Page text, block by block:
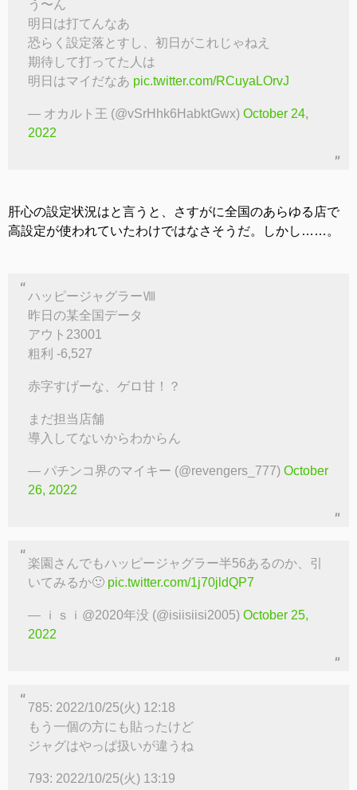
う〜ん
明日は打てんなあ
恐らく設定落とすし、初日がこれじゃねえ
期待して打ってた人は
明日はマイだなあ pic.twitter.com/RCuyaLOrvJ
— オカルト王 (@vSrHhk6HabktGwx) October 24,
2022
肝心の設定状況はと言うと、さすがに全国のあらゆる店で
高設定が使われていたわけではなさそうだ。しかし……。
ハッピージャグラーⅧ
昨日の某全国データ
アウト23001
粗利 -6,527
赤字すげーな、ゲロ甘！？
まだ担当店舗
導入してないからわからん
— パチンコ界のマイキー (@revengers_777) October
26, 2022
楽園さんでもハッピージャグラー半56あるのか、引
いてみるか🙂 pic.twitter.com/1j70jldQP7
— ｉｓｉ@2020年没 (@isiisiisi2005) October 25,
2022
785: 2022/10/25(火) 12:18
もう一個の方にも貼ったけど
ジャグはやっぱ扱いが違うね
793: 2022/10/25(火) 13:19